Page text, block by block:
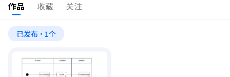
作品 收藏 关注
已发布·1个